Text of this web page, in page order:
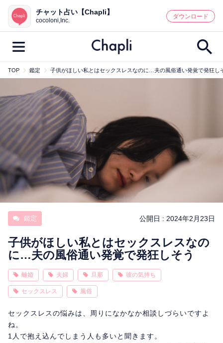
鑑定記事・占い師検索
最新記事一覧
人気記事一覧
カテゴリー別
鑑定 占い師 キャンペーン
キーワード別
彼の気持ち 恋の行方 時期
今週の運勢 彼氏 片思い 結婚
相性
チャット占い【Chapli】
cocoloni,Inc.
ダウンロード
TOP 鑑定 子供がほしい私とはセックスレスなのに…夫の風俗通い発覚で発狂し
鑑定 公開日 : 2024年2月23日
子供がほしい私とはセックスレスなの
に…夫の風俗通い発覚で発狂しそう
離婚 夫婦 旦那 彼の気持ち
セックスレス 風俗
セックスレスの悩みは、周りになかなか相談しづらいですよ
ね。
1人で抱え込んでしまう人も多いと聞きます。